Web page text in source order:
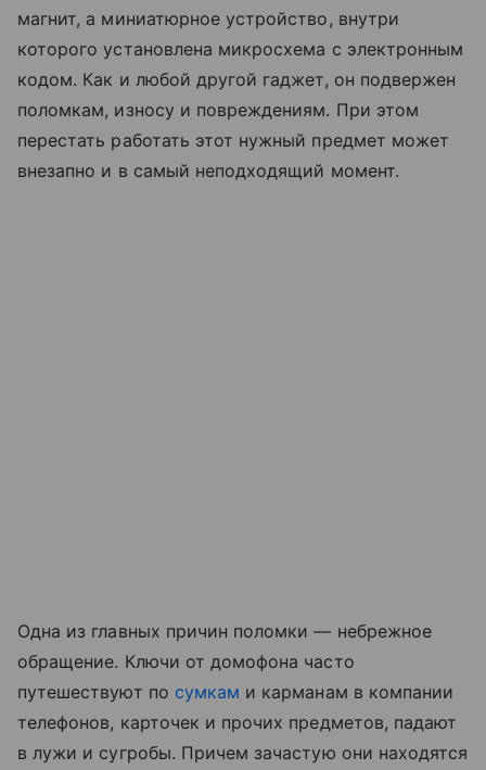
магнит, а миниатюрное устройство, внутри
которого установлена микросхема с электронным
кодом. Как и любой другой гаджет, он подвержен
поломкам, износу и повреждениям. При этом
перестать работать этот нужный предмет может
внезапно и в самый неподходящий момент.
Одна из главных причин поломки — небрежное
обращение. Ключи от домофона часто
путешествуют по сумкам и карманам в компании
телефонов, карточек и прочих предметов, падают
в лужи и сугробы. Причем зачастую они находятся